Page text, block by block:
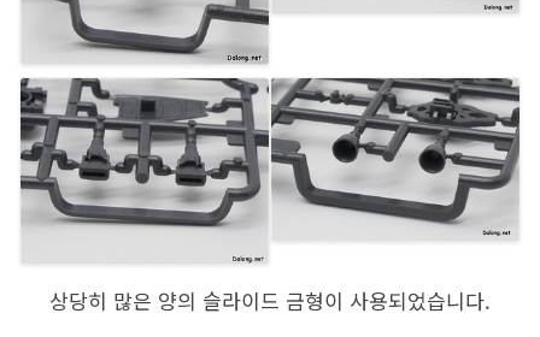
상당히 많은 양의 슬라이드 금형이 사용되었습니다.